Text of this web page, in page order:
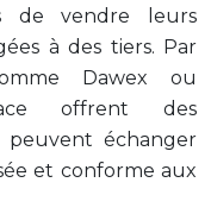
de vendre leurs
à des tiers. Par
Dawex ou
offrent des
peuvent échanger
et conforme aux